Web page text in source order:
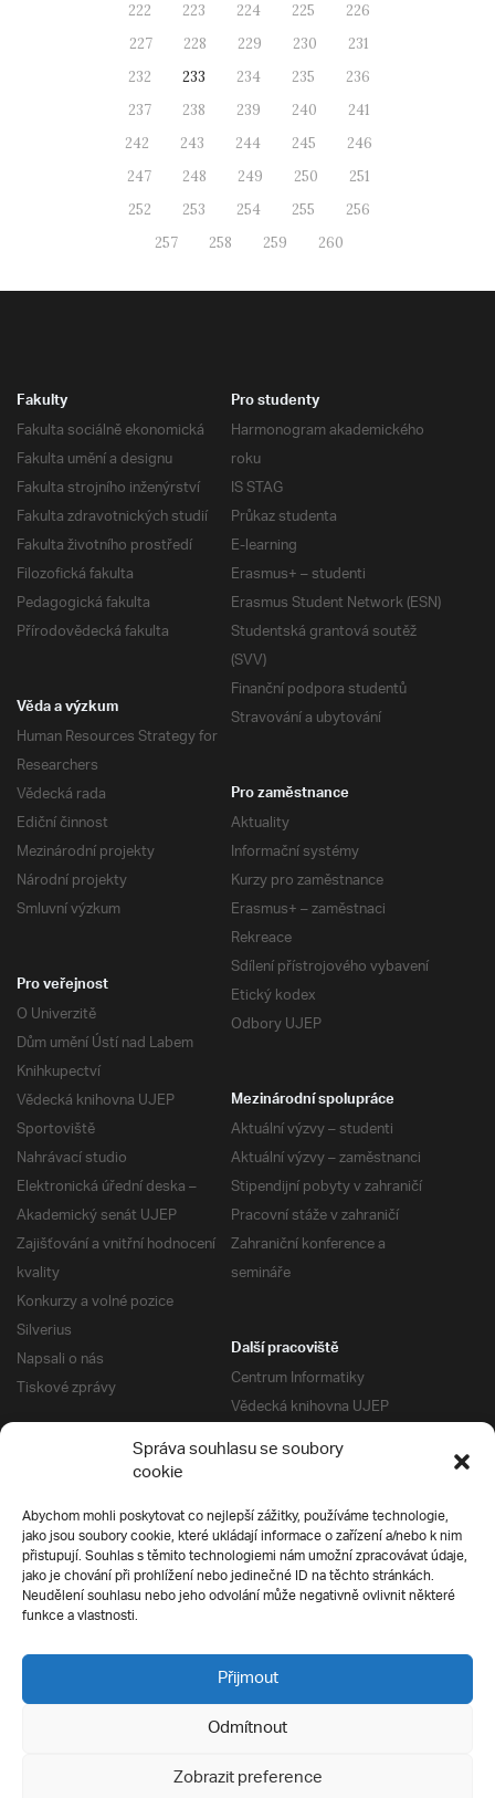
Správa souhlasu se soubory
cookie
Abychom mohli poskytovat co nejlepší zážitky, používáme technologie,
jako jsou soubory cookie, které ukládají informace o zařízení a/nebo k nim
přistupují. Souhlas s těmito technologiemi nám umožní zpracovávat údaje,
jako je chování při prohlížení nebo jedinečné ID na těchto stránkách.
Neudělení souhlasu nebo jeho odvolání může negativně ovlivnit některé
funkce a vlastnosti.
Přijmout
Odmítnout
Zobrazit preference
222
223 224 225
226
227
228 229 230
231
232
233 234 235
236
237
238 239 240
241
242
243 244 245
246
247
248 249 250
251
252
253 254 255
256
257
258 259 260
Fakulty
Fakulta sociálně ekonomická
Fakulta umění a designu
Fakulta strojního inženýrství
Fakulta zdravotnických studií
Fakulta životního prostředí
Filozofická fakulta
Pedagogická fakulta
Přírodovědecká fakulta
Pro studenty
Harmonogram akademického
roku
IS STAG
Průkaz studenta
E-learning
Erasmus+ – studenti
Erasmus Student Network (ESN)
Studentská grantová soutěž
(SVV)
Finanční podpora studentů
Stravování a ubytování
Věda a výzkum
Human Resources Strategy for
Researchers
Vědecká rada
Ediční činnost
Mezinárodní projekty
Národní projekty
Smluvní výzkum
Pro zaměstnance
Aktuality
Informační systémy
Kurzy pro zaměstnance
Erasmus+ – zaměstnaci
Rekreace
Sdílení přístrojového vybavení
Etický kodex
Odbory UJEP
Pro veřejnost
O Univerzitě
Dům umění Ústí nad Labem
Knihkupectví
Vědecká knihovna UJEP
Sportoviště
Nahrávací studio
Elektronická úřední deska –
Akademický senát UJEP
Zajišťování a vnitřní hodnocení
kvality
Konkurzy a volné pozice
Silverius
Napsali o nás
Tiskové zprávy
Mezinárodní spolupráce
Aktuální výzvy – studenti
Aktuální výzvy – zaměstnanci
Stipendijní pobyty v zahraničí
Pracovní stáže v zahraničí
Zahraniční konference a
semináře
Další pracoviště
Centrum Informatiky
Vědecká knihovna UJEP
Správa kolejí a menz
Univerzitní centrum podpory
Silverius
Pro uchazeče
Přijímací řízení
E-prihlaska
Přípravné kurzy
Ochrana soukromí
Všechna práva vyhrazena